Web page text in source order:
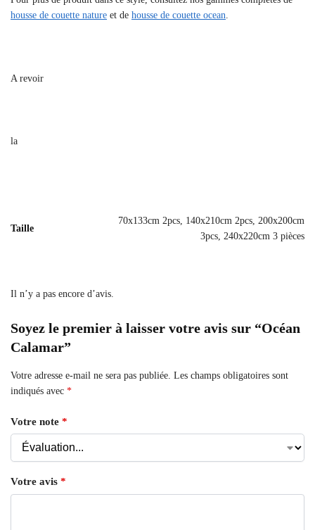
housse de couette nature et de housse de couette ocean.
A revoir
la
Taille
70x133cm 2pcs, 140x210cm 2pcs, 200x200cm
3pcs, 240x220cm 3 pièces
Il n’y a pas encore d’avis.
Soyez le premier à laisser votre avis sur “Océan
Calamar”
Votre adresse e-mail ne sera pas publiée. Les champs obligatoires sont
indiqués avec *
Votre note *
Votre avis *